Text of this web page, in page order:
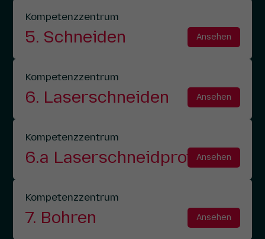
Kompetenzzentrum
5. Schneiden Ansehen
Kompetenzzentrum
6. Laserschneiden Ansehen
Kompetenzzentrum
6.a LaserschneidprofilAnsehen
Kompetenzzentrum
7. Bohren Ansehen